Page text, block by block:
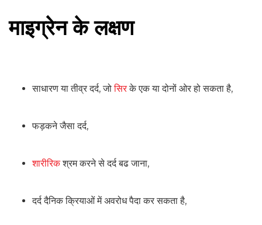
माइग्रेन के लक्षण
साधारण या तीव्र दर्द, जोसिरके एक या दोनों ओर हो सकता है,
फड़कने जैसा दर्द,
शारीरिकश्रम करने से दर्द बढ जाना,
दर्द दैनिक क्रियाओं में अवरोध पैदा कर सकता है,